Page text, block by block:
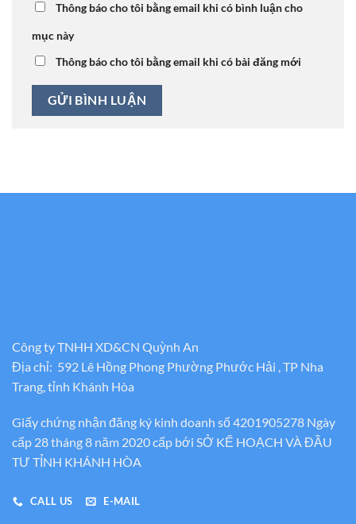
Thông báo cho tôi bằng email khi có bình luận cho
mục này
Thông báo cho tôi bằng email khi có bài đăng mới
Công ty TNHH XD&CN Quỳnh An
Địa chỉ: 592 Lê Hồng Phong Phường Phước Hải , TP Nha
Trang, tỉnh Khánh Hòa
Giấy chứng nhận đăng ký kinh doanh số 4201905278 Ngày
cấp 28 tháng 8 năm 2020 cấp bới SỞ KẾ HOẠCH VÀ ĐẦU
TƯ TỈNH KHÁNH HÒA
CALL US E-MAIL